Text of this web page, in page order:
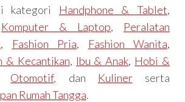
kategori Handphone & Tablet,
Komputer & Laptop, Peralatan
, Fashion Pria, Fashion Wanita,
& Kecantikan, Ibu & Anak, Hobi &
Otomotif, dan Kulinerserta
Rumah Tangga.